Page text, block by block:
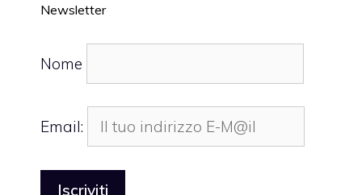
Newsletter
Nome
Email: